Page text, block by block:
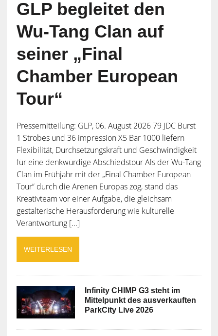
GLP begleitet den
Wu-Tang Clan auf
seiner „Final
Chamber European
Tour“
Pressemitteilung: GLP, 06. August 2026 79 JDC Burst
1 Strobes und 36 impression X5 Bar 1000 liefern
Flexibilität, Durchsetzungskraft und Geschwindigkeit
für eine denkwürdige Abschiedstour Als der Wu-Tang
Clan im Frühjahr mit der „Final Chamber European
Tour“ durch die Arenen Europas zog, stand das
Kreativteam vor einer Aufgabe, die gleichsam
gestalterische Herausforderung wie kulturelle
Verantwortung [...]
WEITERLESEN
Infinity CHIMP G3 steht im
Mittelpunkt des ausverkauften
ParkCity Live 2026